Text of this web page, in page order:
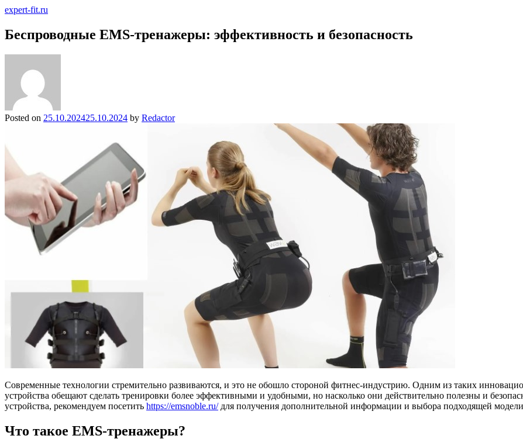
expert-fit.ru
Беспроводные EMS-тренажеры: эффективность и безопасность
Posted on 25.10.202425.10.2024 by Redactor
Современные технологии стремительно развиваются, и это не обошло стороной фитнес-индустрию. Одним из таких
устройства обещают сделать тренировки более эффективными и удобными, но насколько они действительно полезны и
устройства, рекомендуем посетить https://emsnoble.ru/для получения дополнительной информации и выбора подходящей
Что такое EMS-тренажеры?